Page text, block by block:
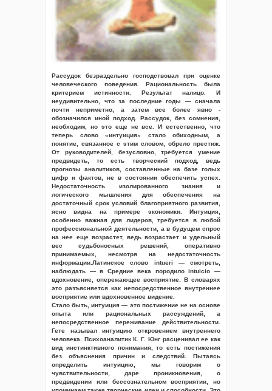
Рассудок безраздельно господствовал при оценке
человеческого поведения. Рациональность была
критерием истинности. Результат налицо. И
неудивительно, что за последние годы — сначала
почти неприметно, а затем все более явно -
обозначился иной подход. Рассудок, без сомнения,
необходим, но это еще не все. И естественно, что
теперь слово «интуиция» стало обиходным, а
понятие, связанное с этим словом, обрело престиж.
От руководителей, безусловно, требуется умение
предвидеть, то есть творческий подход, ведь
прогнозы аналитиков, составленные на базе голых
цифр и фактов, не в состоянии обеспечить успех.
Недостаточность изолированного знания и
логического мышления для обеспечения на
достаточный срок условий благоприятного развития,
ясно видна на примере экономики. Интуиция,
особенно важная для лидеров, требуется в любой
профессиональной деятельности, а в будущем спрос
на нее еще возрастет, ведь возрастает и удельный
вес судьбоносных решений, оперативно
принимаемых, несмотря на недостаточность
информации.Латинское слово intueri — смотреть,
наблюдать — в Средние века породило intuicio —
вдохновение, опережающее восприятие. В словарях
это разъясняется как непосредственное внутреннее
восприятие или вдохновенное видение.
Стало быть, интуиция — это постижение не на основе
опыта или рациональных рассуждений, а
непосредственное переживание действительности.
Гете называл интуицию откровением внутреннего
человека. Психоаналитик К. Г. Юнг расценивал ее как
вид инстинктивного понимания, то есть постижения
без объяснения причин и следствий. Пытаясь
определить интуицию, мы говорим о
чувствительности, даре проникновения, о
предвидении или бессознательном восприятии, но